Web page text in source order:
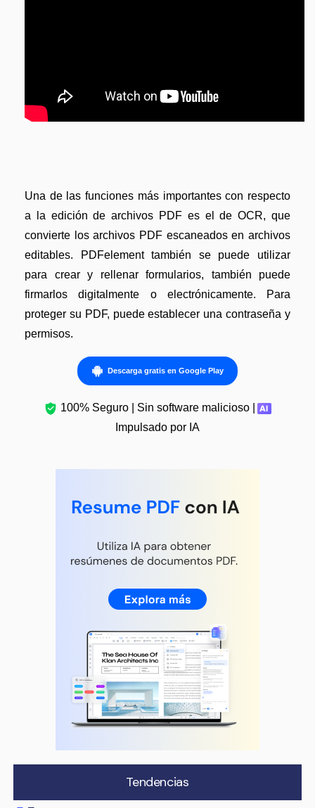
Una de las funciones más importantes con respecto
a la edición de archivos PDF es el de OCR, que
convierte los archivos PDF escaneados en archivos
editables. PDFelement también se puede utilizar
para crear y rellenar formularios, también puede
firmarlos digitalmente o electrónicamente. Para
proteger su PDF, puede establecer una contraseña y
permisos.
Descarga gratis en Google Play
100% Seguro | Sin software malicioso |
Impulsado por IA
Tendencias